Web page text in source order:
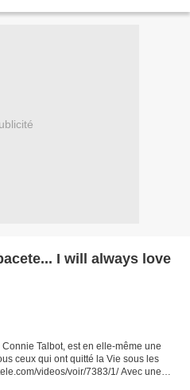
I will always love
Talbot, est en elle-même une
ceux qui ont quitté la Vie sous les
videos/voir/7383/1/ Avec une